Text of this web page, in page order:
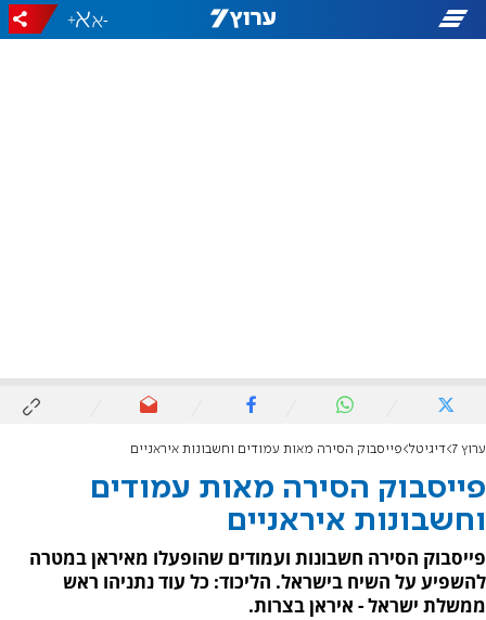
-
+
ערוץ 7 דיגיטל פייסבוק הסירה מאות עמודים וחשבונות איראניים
פייסבוק הסירה מאות עמודים
וחשבונות איראניים
פייסבוק הסירה חשבונות ועמודים שהופעלו מאיראן במטרה
להשפיע על השיח בישראל. הליכוד: כל עוד נתניהו ראש
ממשלת ישראל - איראן בצרות.